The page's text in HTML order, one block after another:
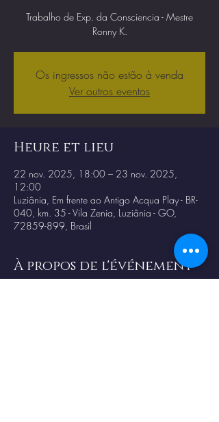
Trabalho de Exp. da Consciencia - Mestre
Ronny K.
Os ingressos não estão à venda
Ver outros eventos
Heure et lieu
22 nov. 2025, 18:00 – 23 nov. 2025,
12:00
Luziânia, Em frente ao Antigo Acqua Play - BR-
040, km. 35 - Vila Zenia, Luziânia - GO,
72859-899, Brasil
À propos de l'événement